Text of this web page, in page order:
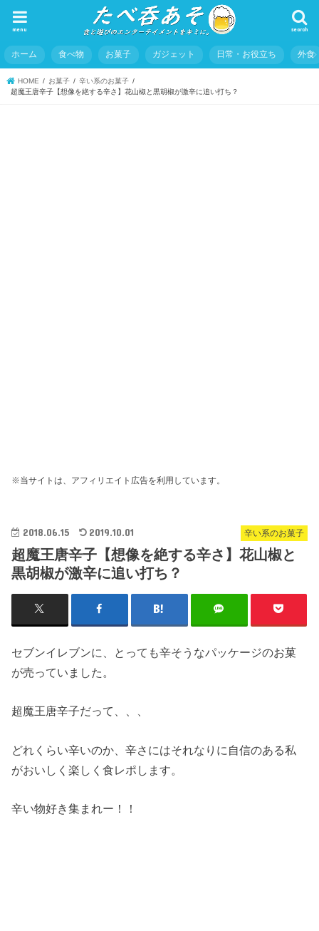
search
menu
ホーム 食べ物 お菓子 ガジェット 日常・お役立ち 外食
HOME お菓子
辛い系のお菓子
超魔王唐辛子【想像を絶する辛さ】花山椒と黒胡椒が激辛に追い打ち？
※当サイトは、アフィリエイト広告を利用しています。
辛い系のお菓子
2018.06.15 2019.10.01
超魔王唐辛子【想像を絶する辛さ】花山椒と
黒胡椒が激辛に追い打ち？
セブンイレブンに、とっても辛そうなパッケージのお菓
が売っていました。
超魔王唐辛子だって、、、
どれくらい辛いのか、辛さにはそれなりに自信のある私
がおいしく楽しく食レポします。
辛い物好き集まれー！！